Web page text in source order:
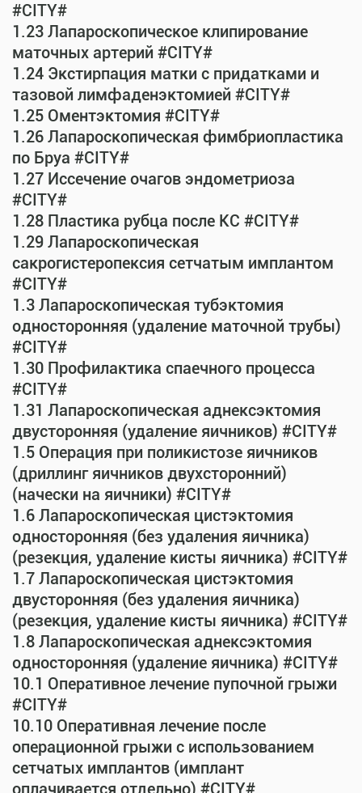
#CITY#
1.23 Лапароскопическое клипирование
маточных артерий #CITY#
1.24 Экстирпация матки с придатками и
тазовой лимфаденэктомией #CITY#
1.25 Оментэктомия #CITY#
1.26 Лапароскопическая фимбриопластика
по Бруа #CITY#
1.27 Иссечение очагов эндометриоза
#CITY#
1.28 Пластика рубца после КС #CITY#
1.29 Лапароскопическая
сакрогистеропексия сетчатым имплантом
#CITY#
1.3 Лапароскопическая тубэктомия
односторонняя (удаление маточной трубы)
#CITY#
1.30 Профилактика спаечного процесса
#CITY#
1.31 Лапароскопическая аднексэктомия
двусторонняя (удаление яичников) #CITY#
1.5 Операция при поликистозе яичников
(дриллинг яичников двухсторонний)
(начески на яичники) #CITY#
1.6 Лапароскопическая цистэктомия
односторонняя (без удаления яичника)
(резекция, удаление кисты яичника) #CITY#
1.7 Лапароскопическая цистэктомия
двусторонняя (без удаления яичника)
(резекция, удаление кисты яичника) #CITY#
1.8 Лапароскопическая аднексэктомия
односторонняя (удаление яичника) #CITY#
10.1 Оперативное лечение пупочной грыжи
#CITY#
10.10 Оперативная лечение после
операционной грыжи с использованием
сетчатых имплантов (имплант
оплачивается отдельно) #CITY#